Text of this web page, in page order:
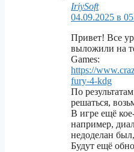
IriySoft
04.09.2025 в
Привет! Все
выложили на
Games:
https://
fury-4-kdg
По
решаться,
В игре ещё
например,
недоделан
Будут ещё